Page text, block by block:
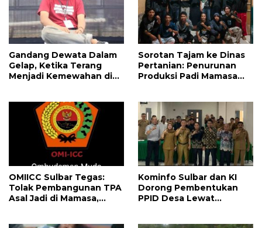
Gandang Dewata Dalam
Gelap, Ketika Terang
Menjadi Kemewahan di
Sorotan Tajam ke Dinas
Pertanian: Penurunan
Produksi Padi Mamasa
OMIICC Sulbar Tegas:
Tolak Pembangunan TPA
Asal Jadi di Mamasa,
Kominfo Sulbar dan KI
Dorong Pembentukan
PPID Desa Lewat